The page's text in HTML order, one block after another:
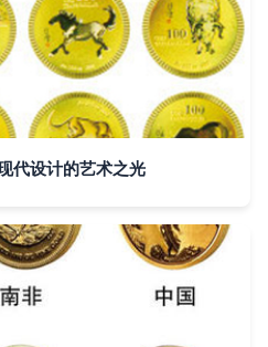
代设计的艺术之光